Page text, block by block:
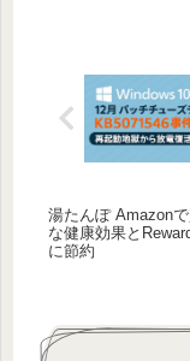
湯たんぽ Amazon
な健康効果と
に節約